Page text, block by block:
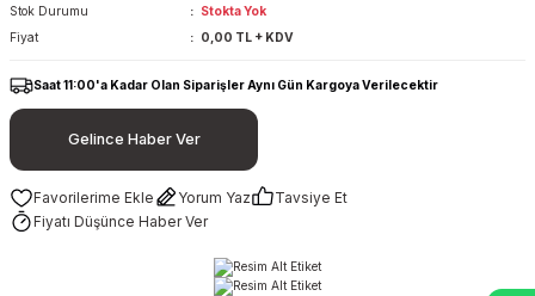
Stok Durumu
Stokta Yok
Fiyat
0,00 TL + KDV
Saat 11:00'a Kadar Olan Siparişler Aynı Gün Kargoya Verilecektir
Gelince Haber Ver
Yorum Yaz
Tavsiye Et
Fiyatı Düşünce Haber Ver